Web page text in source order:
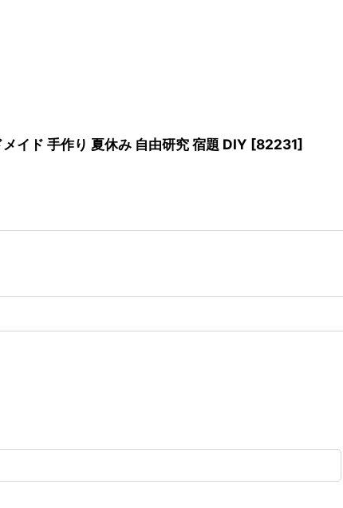
イド 手作り 夏休み 自由研究 宿題 DIY [82231]